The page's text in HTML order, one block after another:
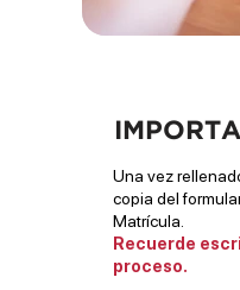
Una vez
copia del
Matrícula.
Recuerde
proceso.